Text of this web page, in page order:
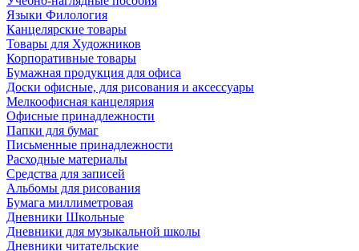
Языки Филология
Канцелярские товары
Товары для Художников
Корпоративные товары
Бумажная продукция для офиса
Доски офисные, для рисования и аксессуары
Мелкоофисная канцелярия
Офисные принадлежности
Папки для бумаг
Письменные принадлежности
Расходные материалы
Средства для записей
Альбомы для рисования
Бумага миллиметровая
Дневники Школьные
Дневники для музыкальной школы
Дневники читательские